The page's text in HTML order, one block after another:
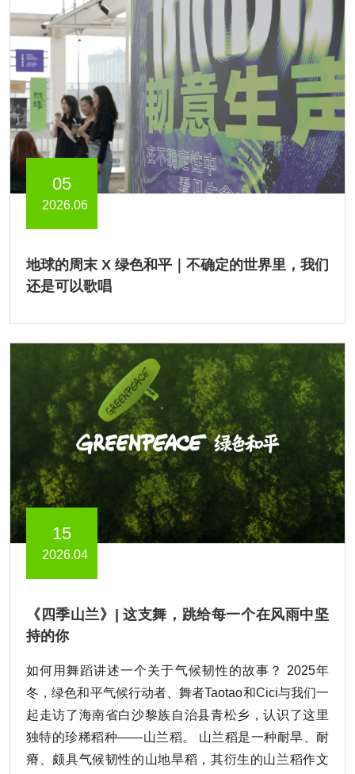
05
2026.06
地球的周末 X 绿色和平｜不确定的世界里，我们
还是可以歌唱
15
2026.04
《四季山兰》| 这支舞，跳给每一个在风雨中坚
持的你
如何用舞蹈讲述一个关于气候韧性的故事？ 2025年
冬，绿色和平气候行动者、舞者Taotao和Cici与我们一
起走访了海南省白沙黎族自治县青松乡，认识了这里
独特的珍稀稻种——山兰稻。 山兰稻是一种耐旱、耐
瘠、颇具气候韧性的山地旱稻，其衍生的山兰稻作文